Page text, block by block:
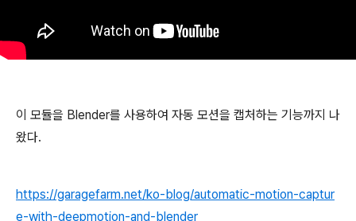
이 모듈을 Blender를 사용하여 자동 모션을 캡처하는 기능까지 나
왔다.
https://garagefarm.net/ko-blog/automatic-motion-captur
e-with-deepmotion-and-blender